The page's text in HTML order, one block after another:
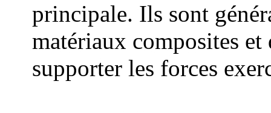
principale. Ils sont
matériaux composites
supporter les forces